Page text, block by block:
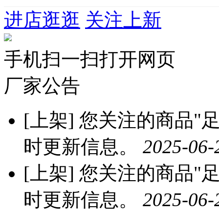
进店逛逛 关注上新
手机扫一扫打开网页
厂家公告
[上架] 您关注的商品"
时更新信息。 2025-
[上架] 您关注的商品"
时更新信息。 2025-